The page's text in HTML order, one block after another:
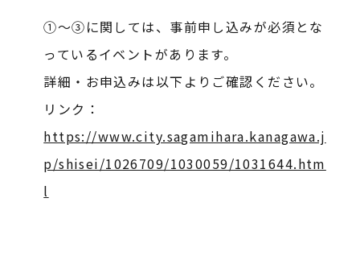
①～③に関しては、事前申し込みが必須とな
っているイベントがあります。
詳細・お申込みは以下よりご確認ください。
リンク：
https://www.city.sagamihara.kanagawa.j
p/shisei/1026709/1030059/1031644.htm
l